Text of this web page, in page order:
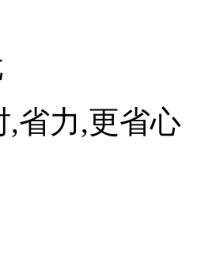
,省力,更省心